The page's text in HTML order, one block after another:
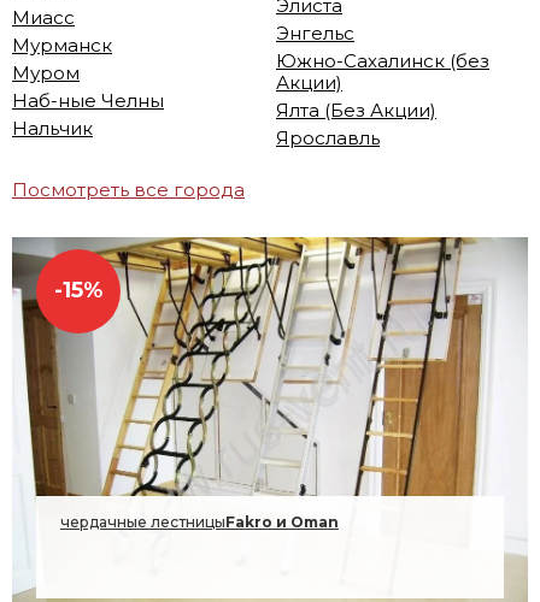
Миасс
Мурманск
Муром
Наб-ные Челны
Нальчик
Элиста
Энгельс
Южно-Сахалинск (без
Акции)
Ялта (Без Акции)
Ярославль
Посмотреть все города
-15%
чердачные лестницыFakro и Oman